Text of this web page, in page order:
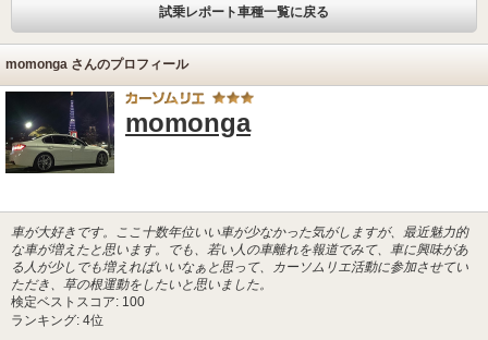
試乗レポート車種一覧に戻る
momonga さんのプロフィール
momonga
車が大好きです。ここ十数年位いい車が少なかった気がしますが、最近魅力的
な車が増えたと思います。でも、若い人の車離れを報道でみて、車に興味があ
る人が少しでも増えればいいなぁと思って、カーソムリエ活動に参加させてい
ただき、草の根運動をしたいと思いました。
検定ベストスコア: 100
ランキング: 4位